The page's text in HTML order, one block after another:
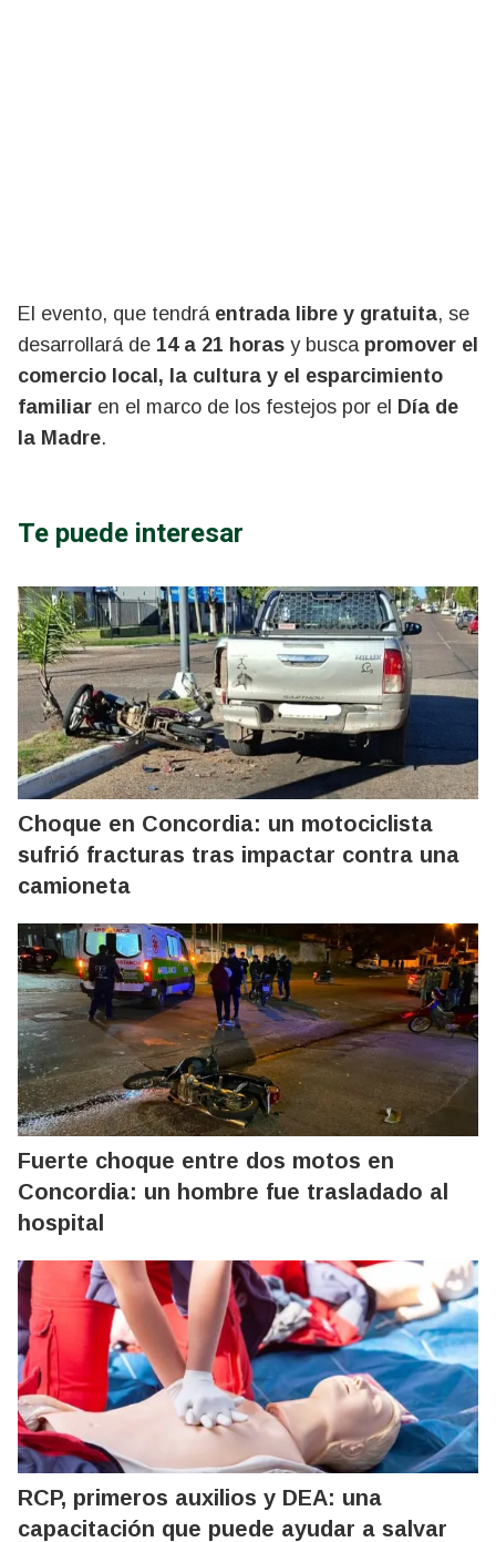
El evento, que tendrá entrada libre y gratuita, se
desarrollará de 14 a 21 horas y busca promover el
comercio local, la cultura y el esparcimiento
familiar en el marco de los festejos por el Día de
la Madre.
Te puede interesar
Choque en Concordia: un motociclista
sufrió fracturas tras impactar contra una
camioneta
Fuerte choque entre dos motos en
Concordia: un hombre fue trasladado al
hospital
RCP, primeros auxilios y DEA: una
capacitación que puede ayudar a salvar